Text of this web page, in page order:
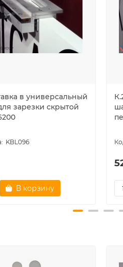
в универсальный
зарезки скрытой
KBL096
В корзину